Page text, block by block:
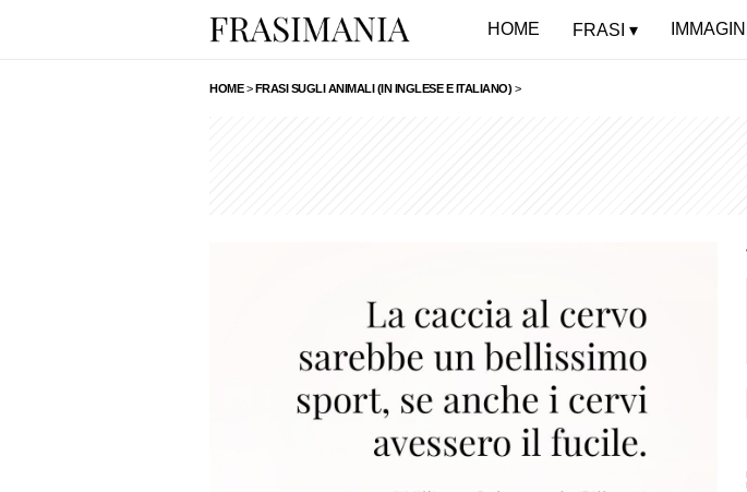
HOME FRASI IMMAGINI
HOME>FRASI SUGLI ANIMALI (IN INGLESE E ITALIANO) >